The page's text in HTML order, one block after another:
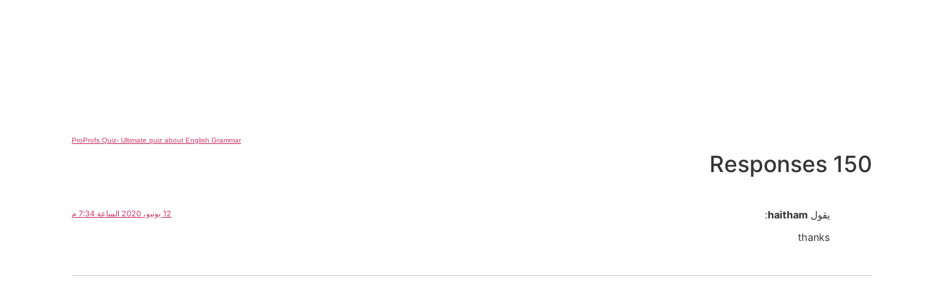
ProProfs Quiz- Ultimate quiz about English Grammar
150 Responses
يقول haitham
: 12 يونيو، 2020 الساعة 7:34 م
thanks